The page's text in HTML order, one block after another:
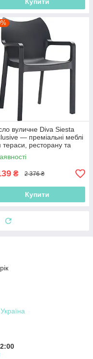
Купити
вуличне Diva Siesta
— преміальні меблі
тераси, ресторану та
₴ 2 376 ₴
Купити